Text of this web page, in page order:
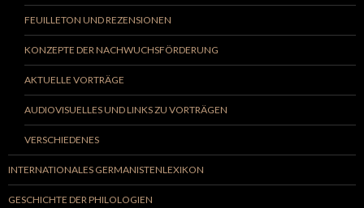
FEUILLETON UND REZENSIONEN
KONZEPTE DER NACHWUCHSFÖRDERUNG
AKTUELLE VORTRÄGE
AUDIOVISUELLES UND LINKS ZU VORTRÄGEN
VERSCHIEDENES
INTERNATIONALES GERMANISTENLEXIKON
GESCHICHTE DER PHILOLOGIEN